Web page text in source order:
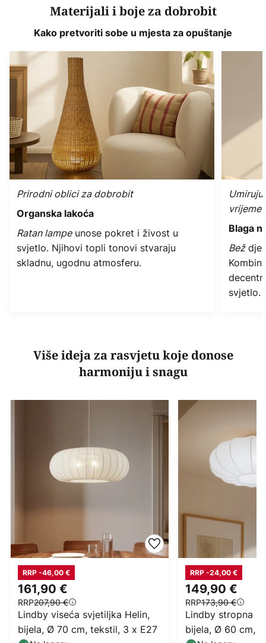
Materijali i boje za dobrobit
Kako pretvoriti sobe u mjesta za opuštanje
Prirodni oblici za dobrobit
Organska lakoća
Ratan lampeunose pokret i živost u
svjetlo. Njihovi topli tonovi stvaraju
skladnu, ugodnu atmosferu.
vrijeme
Blaga
Bež
svjetlo.
Više ideja za rasvjetu koje donose
harmoniju i snagu
161,90 €
RRP207,90 €
RRP -46,00 €
Lindby viseća svjetiljka Helin,
bijela, Ø 70 cm, tekstil, 3 x E27
149,90 €
RRP173,90 €
RRP -24,00 €
Lindby stropna
bijela, Ø 60 cm,